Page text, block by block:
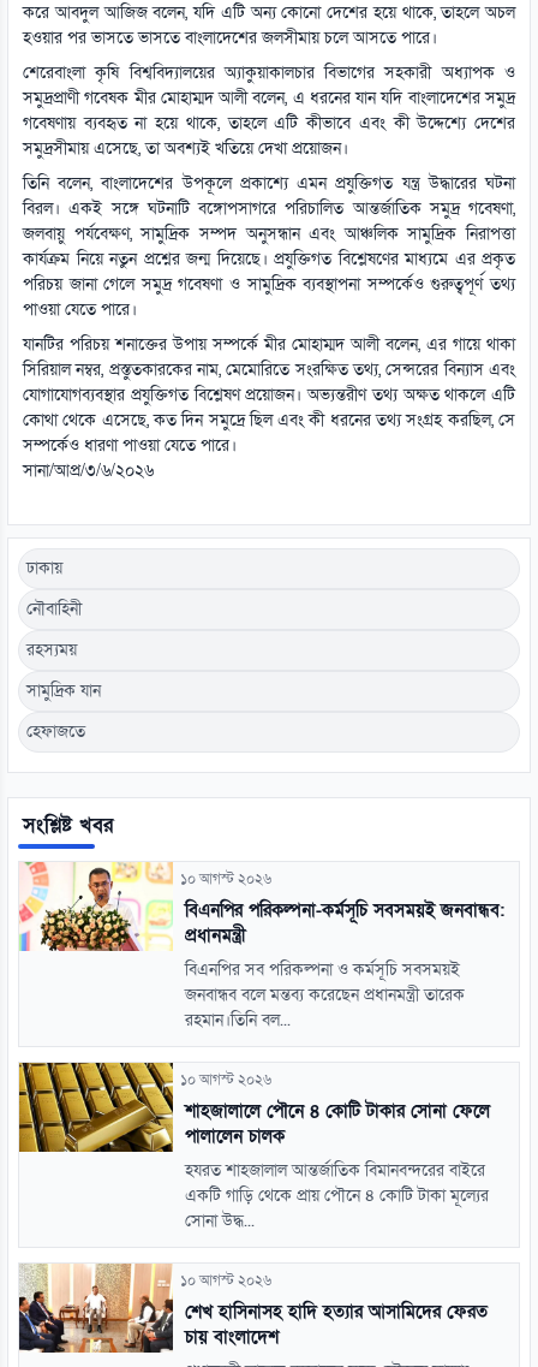
করে আবদুল আজিজ বলেন, যদি এটি অন্য কোনো দেশের হয়ে থাকে, তাহলে অচল
হওয়ার পর ভাসতে ভাসতে বাংলাদেশের জলসীমায় চলে আসতে পারে।
শেরেবাংলা কৃষি বিশ্ববিদ্যালয়ের অ্যাকুয়াকালচার বিভাগের সহকারী অধ্যাপক ও
সমুদ্রপ্রাণী গবেষক মীর মোহাম্মদ আলী বলেন, এ ধরনের যান যদি বাংলাদেশের সমুদ্র
গবেষণায় ব্যবহৃত না হয়ে থাকে, তাহলে এটি কীভাবে এবং কী উদ্দেশ্যে দেশের
সমুদ্রসীমায় এসেছে, তা অবশ্যই খতিয়ে দেখা প্রয়োজন।
তিনি বলেন, বাংলাদেশের উপকূলে প্রকাশ্যে এমন প্রযুক্তিগত যন্ত্র উদ্ধারের ঘটনা
বিরল। একই সঙ্গে ঘটনাটি বঙ্গোপসাগরে পরিচালিত আন্তর্জাতিক সমুদ্র গবেষণা,
জলবায়ু পর্যবেক্ষণ, সামুদ্রিক সম্পদ অনুসন্ধান এবং আঞ্চলিক সামুদ্রিক নিরাপত্তা
কার্যক্রম নিয়ে নতুন প্রশ্নের জন্ম দিয়েছে। প্রযুক্তিগত বিশ্লেষণের মাধ্যমে এর প্রকৃত
পরিচয় জানা গেলে সমুদ্র গবেষণা ও সামুদ্রিক ব্যবস্থাপনা সম্পর্কেও গুরুত্বপূর্ণ তথ্য
পাওয়া যেতে পারে।
যানটির পরিচয় শনাক্তের উপায় সম্পর্কে মীর মোহাম্মদ আলী বলেন, এর গায়ে থাকা
সিরিয়াল নম্বর, প্রস্তুতকারকের নাম, মেমোরিতে সংরক্ষিত তথ্য, সেন্সরের বিন্যাস এবং
যোগাযোগব্যবস্থার প্রযুক্তিগত বিশ্লেষণ প্রয়োজন। অভ্যন্তরীণ তথ্য অক্ষত থাকলে এটি
কোথা থেকে এসেছে, কত দিন সমুদ্রে ছিল এবং কী ধরনের তথ্য সংগ্রহ করছিল, সে
সম্পর্কেও ধারণা পাওয়া যেতে পারে।
সানা/আপ্র/৩/৬/২০২৬
ঢাকায়
নৌবাহিনী
রহস্যময়
সামুদ্রিক যান
হেফাজতে
সংশ্লিষ্ট খবর
১০ আগস্ট ২০২৬
বিএনপির পরিকল্পনা-কর্মসূচি সবসময়ই জনবান্ধব:
প্রধানমন্ত্রী
বিএনপির সব পরিকল্পনা ও কর্মসূচি সবসময়ই
জনবান্ধব বলে মন্তব্য করেছেন প্রধানমন্ত্রী তারেক
রহমান।তিনি বল...
১০ আগস্ট ২০২৬
শাহজালালে পৌনে ৪ কোটি টাকার সোনা ফেলে
পালালেন চালক
হযরত শাহজালাল আন্তর্জাতিক বিমানবন্দরের বাইরে
একটি গাড়ি থেকে প্রায় পৌনে ৪ কোটি টাকা মূল্যের
সোনা উদ্ধ...
১০ আগস্ট ২০২৬
শেখ হাসিনাসহ হাদি হত্যার আসামিদের ফেরত
চায় বাংলাদেশ